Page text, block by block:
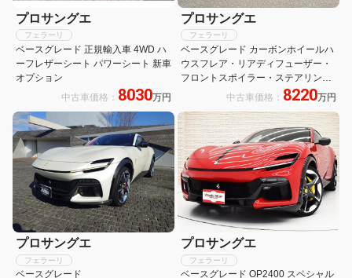
プロサングエ
フェラーリ
ベースグレード 正規輸入車 4WD ハ
ーフレザーシート パワーシート 新車
オプション
中古車価格： 8030万円
プロサングエ
フェラーリ
ベースグレード カーボンホイールハ
ウスフレア・リアディフューザー・
フロントスポイラー・ステアリング
ホイール LED・センターコンソー
ル・アンダーカバー・シルキックプ
レート ブラックキャリパー ディマブ
ルルーフ
中古車価格： 8220万円
プロサングエ
フェラーリ
ベースグレード
プロサングエ
フェラーリ
ベースグレード OP2400 スペシャル